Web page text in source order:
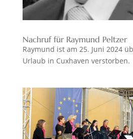
Nachruf für Raymund Peltzer
Raymund ist am 25. Juni 2024
Urlaub in Cuxhaven verstorben.